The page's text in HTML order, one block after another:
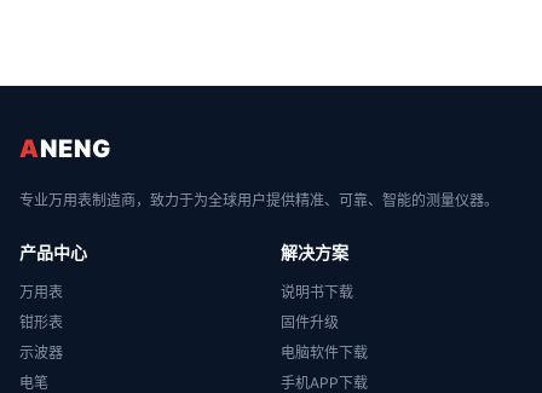
ANENG
专业万用表制造商，致力于为全球用户提供精准、可靠、智能的测量仪器。
产品中心
万用表
钳形表
示波器
电笔
解决方案
说明书下载
固件升级
电脑软件下载
手机APP下载